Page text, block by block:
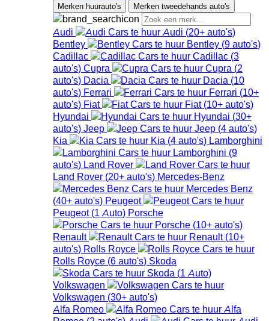
Merken huurauto's Merken tweedehands auto's
Audi Audi (20+ auto's)
Bentley
Bentley (9 auto's)
Cadillac
Cadillac (3
auto's) Cupra Cupra (2
auto's) Dacia Dacia (10
auto's) Ferrari Ferrari (10+
auto's) Fiat Fiat (10+ auto's)
Hyundai
Hyundai (30+
auto's) Jeep Jeep (4 auto's)
Kia
Kia (4 auto's) Lamborghini
Lamborghini (9
auto's) Land Rover
Land Rover (20+ auto's) Mercedes-Benz
Mercedes Benz
(40+ auto's) Peugeot
Peugeot (1 Auto) Porsche
Porsche (10+ auto's)
Renault
Renault (10+
auto's) Rolls Royce
Rolls Royce (6 auto's) Skoda
Skoda (1 Auto)
Volkswagen
Volkswagen (30+ auto's)
Alfa Romeo
Alfa